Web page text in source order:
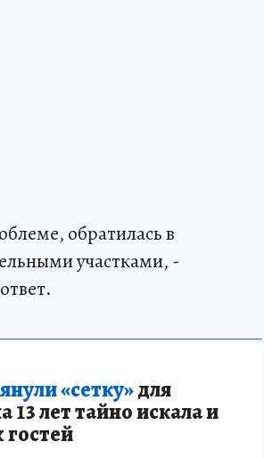
обратилась в
участками, -
«сетку»для
13 лет тайно искала и